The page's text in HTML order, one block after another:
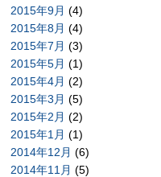
2015年9月 (4)
2015年8月 (4)
2015年7月 (3)
2015年5月 (1)
2015年4月 (2)
2015年3月 (5)
2015年2月 (2)
2015年1月 (1)
2014年12月 (6)
2014年11月 (5)